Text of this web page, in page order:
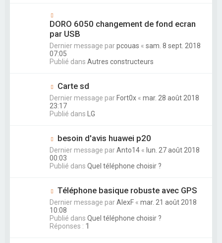
DORO 6050 changement de fond ecran
par USB
Dernier message parpcouas « sam. 8 sept. 2018
07:05
Publié dans Autres constructeurs
Carte sd
Dernier message par Fort0x « mar. 28 août 2018
23:17
Publié dans LG
besoin d'avis huawei p20
Dernier message parAnto14 « lun. 27 août 2018
00:03
Publié dans Quel téléphone choisir ?
Téléphone basique robuste avec GPS
Dernier message parAlexF « mar. 21 août 2018
10:08
Publié dans Quel téléphone choisir ?
Réponses : 1